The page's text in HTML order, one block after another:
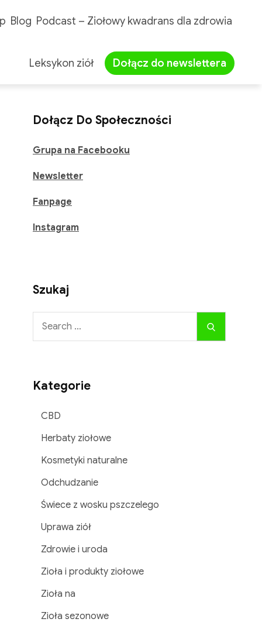
Blog Podcast – Ziołowy kwadrans dla zdrowia
Leksykon ziół Dołącz do newslettera
Dołącz Do Społeczności
Grupa na Facebooku
Newsletter
Fanpage
Instagram
Szukaj
Search
Search
Kategorie
CBD
Herbaty ziołowe
Kosmetyki naturalne
Odchudzanie
Świece z wosku pszczelego
Uprawa ziół
Zdrowie i uroda
Zioła i produkty ziołowe
Zioła na
Zioła sezonowe